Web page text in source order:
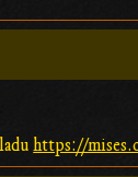
https://